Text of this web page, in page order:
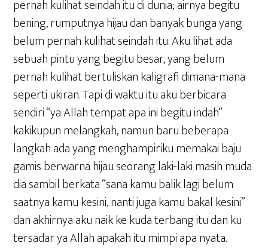
pernah kulihat seindah itu di dunia; airnya begitu
bening, rumputnya hijau dan banyak bunga yang
belum pernah kulihat seindah itu. Aku lihat ada
sebuah pintu yang begitu besar, yang belum
pernah kulihat bertuliskan kaligrafi dimana-mana
seperti ukiran. Tapi di waktu itu aku berbicara
sendiri “ya Allah tempat apa ini begitu indah”
kakikupun melangkah, namun baru beberapa
langkah ada yang menghampiriku memakai baju
gamis berwarna hijau seorang laki-laki masih muda
dia sambil berkata “sana kamu balik lagi belum
saatnya kamu kesini, nanti juga kamu bakal kesini”
dan akhirnya aku naik ke kuda terbang itu dan ku
tersadar ya Allah apakah itu mimpi apa nyata.